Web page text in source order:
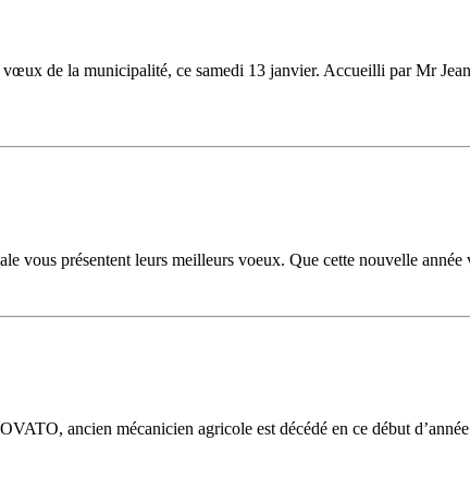
vœux de la municipalité, ce samedi 13 janvier. Accueilli par Mr
présentent leurs meilleurs voeux. Que cette nouvelle année
ancien mécanicien agricole est décédé en ce début